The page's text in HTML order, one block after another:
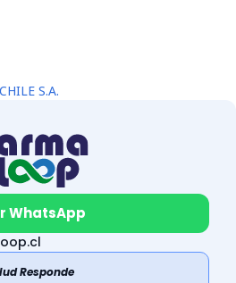
S.A.
WhatsApp
Responde